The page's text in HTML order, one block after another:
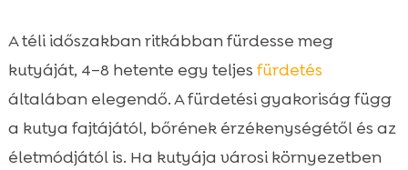
A téli időszakban ritkábban fürdesse meg
kutyáját, 4–8 hetente egy teljes fürdetés
általában elegendő. A fürdetési gyakoriság függ
a kutya fajtájától, bőrének érzékenységétől és az
életmódjától is. Ha kutyája városi környezetben